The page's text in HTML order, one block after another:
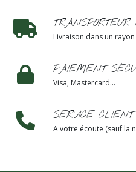
TRANSPORTEUR
Livraison dans un
PAIEMENT
Visa, Mastercard...
SERVICE CLIENT
A votre écoute (sauf la